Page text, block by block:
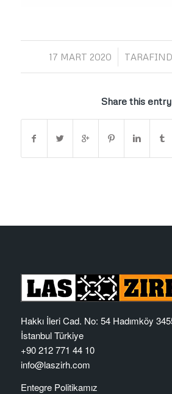
17 MART 2020
/
Share this entry
Hakkı İleri Cad. No: 54 Hadımköy
İstanbul Türkiye
+90 212 771 44 10
info@laszirh.com
Entegre Politikamız